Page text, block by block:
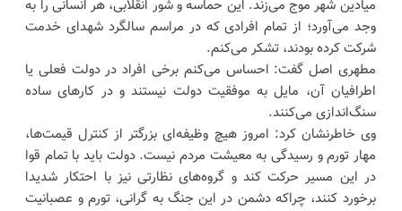
میادین شهر موج می‌زند. این حماسه و شور انقلابی، هر انسانی را به
وجد می‌آورد؛ از تمام افرادی که در مراسم سالگرد شهدای خدمت
شرکت کرده بودند، تشکر می‌کنم.
مطهری اصل گفت: احساس می‌کنم برخی افراد در دولت فعلی یا
اطرافیان آن، مایل به موفقیت دولت نیستند و در کارهای ساده
سنگ‌اندازی می‌کنند.
وی خاطرنشان کرد: امروز هیچ وظیفه‌ای بزرگتر از کنترل قیمت‌ها،
مهار تورم و رسیدگی به معیشت مردم نیست. دولت باید با تمام قوا
در این مسیر حرکت کند و گروه‌های نظارتی نیز با احتکار شدیدا
برخورد کنند، چراکه دشمن در این جنگ به گرانی، تورم و عصبانیت